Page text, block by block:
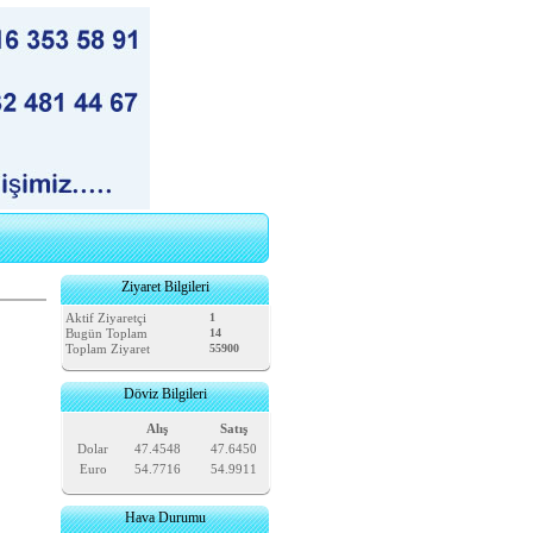
Ziyaret Bilgileri
Aktif Ziyaretçi 1
Bugün Toplam 14
Toplam Ziyaret 55900
Döviz Bilgileri
Alış
Satış
Dolar
47.4548
47.6450
Euro
54.7716 54.9911
Hava Durumu